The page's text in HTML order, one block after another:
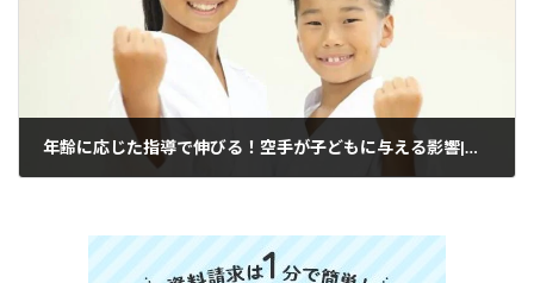
ス
ス
ー
ル
年齢に応じた指導で伸びる！空手が子どもに与える影響|府中市人気の子供空手教室国際武道連合会勇士會館CloverHill府中空手道場